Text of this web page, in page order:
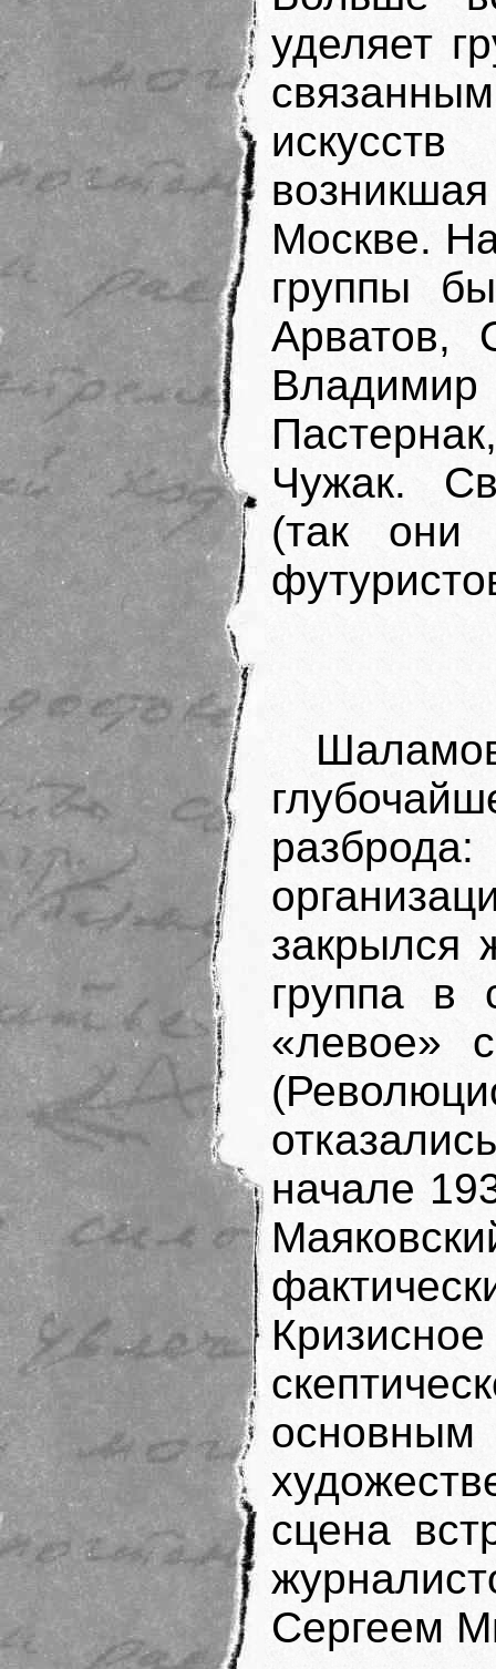
уделяет
Москве.
группы
Арватов,
Чужак.
(так они
закрылся
группа в
«левое»
начале
сцена
Сергеем